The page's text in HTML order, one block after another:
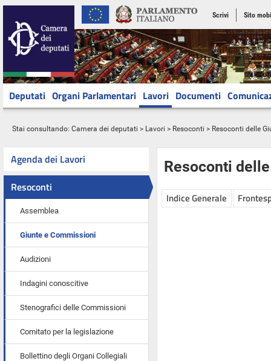
Scrivi Sito
Deputati Organi Parlamentari Lavori Documenti
Stai consultando: Camera dei deputati > Lavori > Resoconti > Resoconti delle
Agenda dei Lavori
Resoconti
Assemblea
Giunte e Commissioni
Audizioni
Indagini conoscitive
Stenografici delle Commissioni
Comitato per la legislazione
Bollettino degli Organi Collegiali
Resoconti
Indice Generale